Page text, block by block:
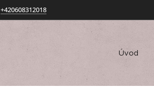
+420608312018
Úvod